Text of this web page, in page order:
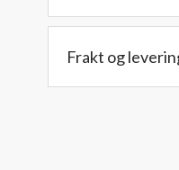
8
Lengde:
Frakt og